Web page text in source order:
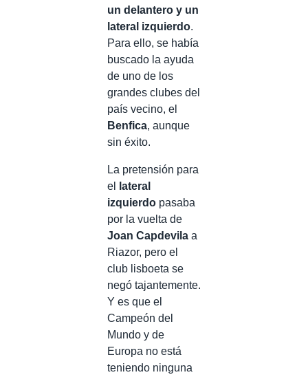
un delantero y un
lateral izquierdo.
Para ello, se había
buscado la ayuda
de uno de los
grandes clubes del
país vecino, el
Benfica, aunque
sin éxito.
La pretensión para
el
lateral
izquierdo pasaba
por la vuelta de
Joan Capdevila a
Riazor, pero el
club lisboeta se
negó tajantemente.
Y es que el
Campeón del
Mundo y de
Europa no está
teniendo ninguna